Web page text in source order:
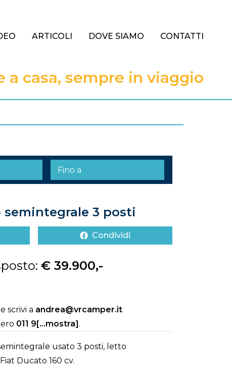
ARTICOLI DOVE SIAMO CONTATTI
a casa, sempre in viaggio
semintegrale 3 posti
Condividi
€ 39.900,-
scrivi a andrea@vrcamper.it
011 9[...mostra].
usato 3 posti, letto
Ducato 160 cv.